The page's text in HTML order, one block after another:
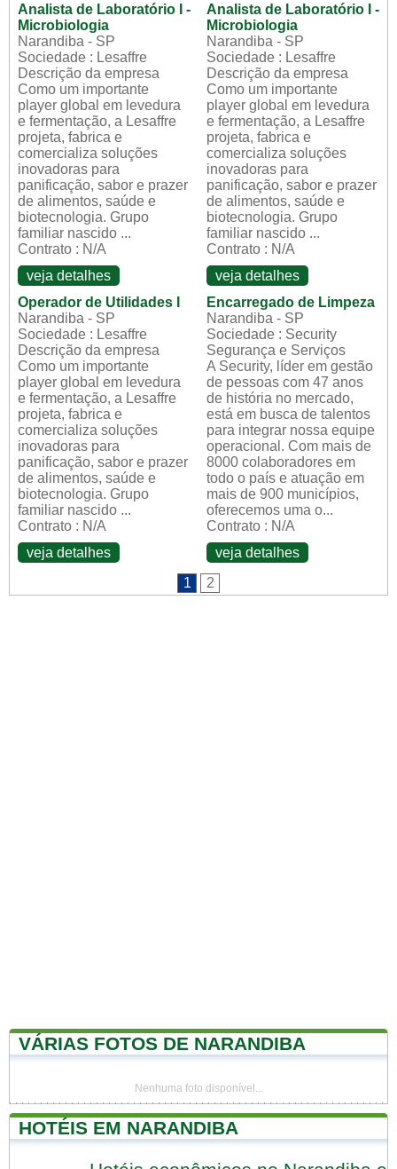
Analista de Laboratório I -
Microbiologia
Narandiba - SP
Sociedade : Lesaffre
Descrição da empresa
Como um importante
player global em levedura
e fermentação, a Lesaffre
projeta, fabrica e
comercializa soluções
inovadoras para
panificação, sabor e prazer
de alimentos, saúde e
biotecnologia. Grupo
familiar nascido ...
Contrato : N/A
veja detalhes
Analista de Laboratório I -
Microbiologia
Narandiba - SP
Sociedade : Lesaffre
Descrição da empresa
Como um importante
player global em levedura
e fermentação, a Lesaffre
projeta, fabrica e
comercializa soluções
inovadoras para
panificação, sabor e prazer
de alimentos, saúde e
biotecnologia. Grupo
familiar nascido ...
Contrato : N/A
veja detalhes
Operador de Utilidades I
Narandiba - SP
Sociedade : Lesaffre
Descrição da empresa
Como um importante
player global em levedura
e fermentação, a Lesaffre
projeta, fabrica e
comercializa soluções
inovadoras para
panificação, sabor e prazer
de alimentos, saúde e
biotecnologia. Grupo
familiar nascido ...
Contrato : N/A
veja detalhes
Encarregado de Limpeza
Narandiba - SP
Sociedade : Security
Segurança e Serviços
A Security, líder em gestão
de pessoas com 47 anos
de história no mercado,
está em busca de talentos
para integrar nossa equipe
operacional. Com mais de
8000 colaboradores em
todo o país e atuação em
mais de 900 municípios,
oferecemos uma o...
Contrato : N/A
veja detalhes
1
2
VÁRIAS FOTOS DE NARANDIBA
Nenhuma foto disponível...
HOTÉIS EM NARANDIBA